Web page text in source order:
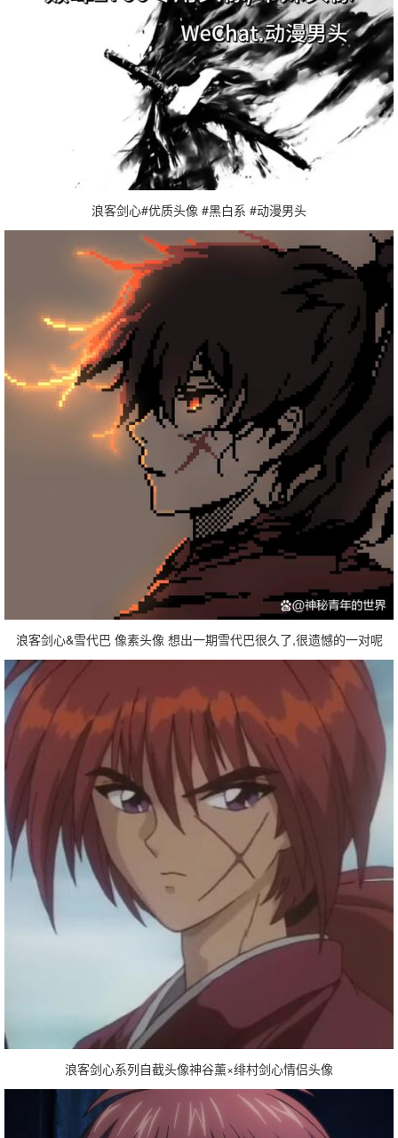
浪客剑心#优质头像 #黑白系 #动漫男头
浪客剑心&雪代巴 像素头像 想出一期雪代巴很久了,很遗憾的一对呢
浪客剑心系列自截头像神谷薰×绯村剑心情侣头像